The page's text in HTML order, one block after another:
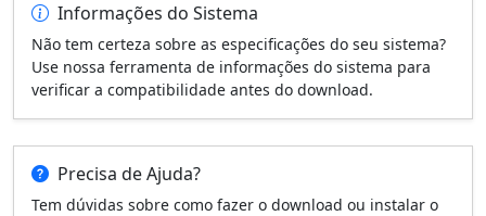
Informações do Sistema
Não tem certeza sobre as especificações do seu sistema?
Use nossa ferramenta de informações do sistema para
verificar a compatibilidade antes do download.
Precisa de Ajuda?
Tem dúvidas sobre como fazer o download ou instalar o